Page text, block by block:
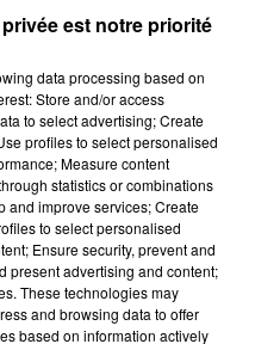
: UNE FEMME ET
ET LA...
le feu après avoir
bébé de trois mois
est notre priorité
data processing based on
Store and/or access
to select advertising; Create
profiles to select personalised
Measure content
statistics or combinations
and improve services; Create
to select personalised
Ensure security, prevent and
present advertising and content;
These technologies may
and browsing data to offer
based on information actively